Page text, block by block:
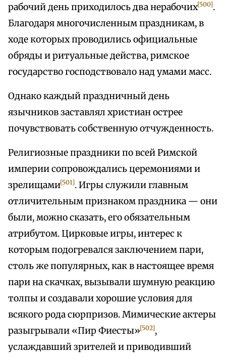
рабочий день приходилось два нерабочих[500].
Благодаря многочисленным праздникам, в
ходе которых проводились официальные
обряды и ритуальные действа, римское
государство господствовало над умами масс.
Однако каждый праздничный день
язычников заставлял христиан острее
почувствовать собственную отчужденность.
Религиозные праздники по всей Римской
империи сопровождались церемониями и
зрелищами[501]. Игры служили главным
отличительным признаком праздника — они
были, можно сказать, его обязательным
атрибутом. Цирковые игры, интерес к
которым подогревался заключением пари,
столь же популярных, как в настоящее время
пари на скачках, вызывали шумную реакцию
толпы и создавали хорошие условия для
всякого рода сюрпризов. Мимические актеры
разыгрывали «Пир Фиесты»[502],
услаждавший зрителей и приводивший